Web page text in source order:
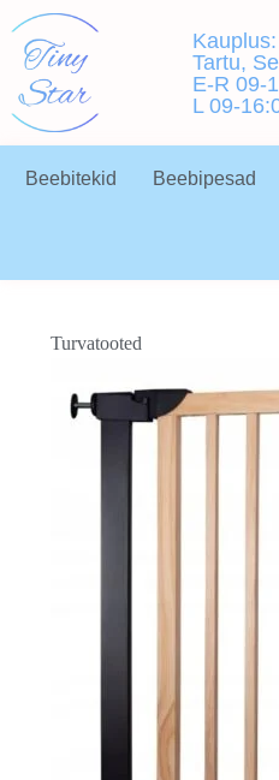
Kauplus:
Tartu,
E-R 09-
L 09-
Beebitekid Beebipesad
Turvatooted